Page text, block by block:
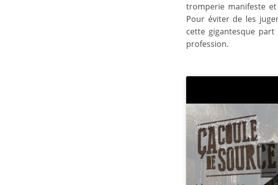
tromperie manifeste
Pour éviter de les
cette gigantesque
profession.